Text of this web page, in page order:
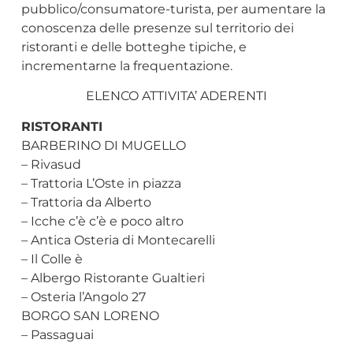
pubblico/consumatore-turista, per aumentare la
conoscenza delle presenze sul territorio dei
ristoranti e delle botteghe tipiche, e
incrementarne la frequentazione.
ELENCO ATTIVITA’ ADERENTI
RISTORANTI
BARBERINO DI MUGELLO
– Rivasud
– Trattoria L’Oste in piazza
– Trattoria da Alberto
– Icche c’è c’è e poco altro
– Antica Osteria di Montecarelli
– Il Colle è
– Albergo Ristorante Gualtieri
– Osteria l’Angolo 27
BORGO SAN LORENO
– Passaguai